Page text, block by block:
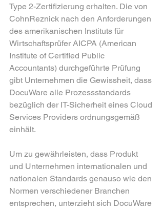
Type 2-Zertifizierung erhalten. Die von
CohnReznick nach den Anforderungen
des amerikanischen Instituts für
Wirtschaftsprüfer AICPA (American
Institute of Certified Public
Accountants) durchgeführte Prüfung
gibt Unternehmen die Gewissheit, dass
DocuWare alle Prozessstandards
bezüglich der IT-Sicherheit eines Cloud
Services Providers ordnungsgemäß
einhält.
Um zu gewährleisten, dass Produkt
und Unternehmen internationalen und
nationalen Standards genauso wie den
Normen verschiedener Branchen
entsprechen, unterzieht sich DocuWare